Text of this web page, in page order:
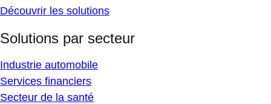
Découvrir les solutions
Solutions par secteur
Industrie automobile
Services financiers
Secteur de la santé